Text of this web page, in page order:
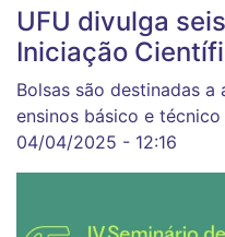
UFU divulga
Iniciação
Bolsas são destinadas
ensinos básico e técnico
04/04/2025 - 12:16